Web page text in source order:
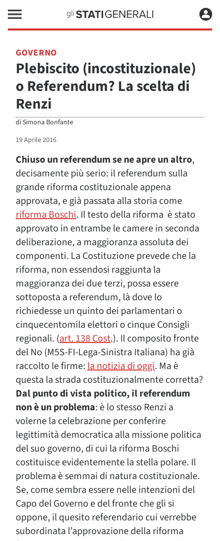
GOVERNO
Plebiscito (incostituzionale)
o Referendum? La scelta di
Renzi
diSimona Bonfante
19 Aprile 2016
Chiuso un referendum se ne apre un altro,
decisamente più serio: il referendum sulla
grande riforma costituzionale appena
approvata, e già passata alla storia come
riforma Boschi. Il testo della riforma è stato
approvato in entrambe le camere in seconda
deliberazione, a maggioranza assoluta dei
componenti. La Costituzione prevede che la
riforma, non essendosi raggiunta la
maggioranza dei due terzi, possa essere
sottoposta a referendum, là dove lo
richiedesse un quinto dei parlamentari o
cinquecentomila elettori o cinque Consigli
regionali. (art. 138 Cost.). Il composito fronte
del No (M5S-FI-Lega-Sinistra Italiana) ha già
raccolto le firme:la notizia di oggi. Ma è
questa la strada costituzionalmente corretta?
Dal punto di vista politico, il referendum
non è un problema: è lo stesso Renzi a
volerne la celebrazione per conferire
legittimità democratica alla missione politica
del suo governo, di cui la riforma Boschi
costituisce evidentemente la stella polare. Il
problema è semmai di natura costituzionale.
Se, come sembra essere nelle intenzioni del
Capo del Governo e del fronte che gli si
oppone, il quesito referendario cui verrebbe
subordinata l’approvazione della riforma